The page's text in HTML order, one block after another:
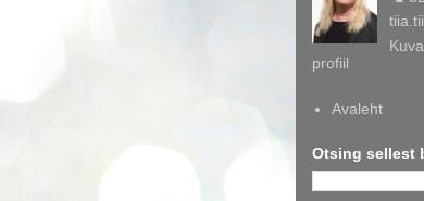
profiil
Avaleht
Otsing sellest